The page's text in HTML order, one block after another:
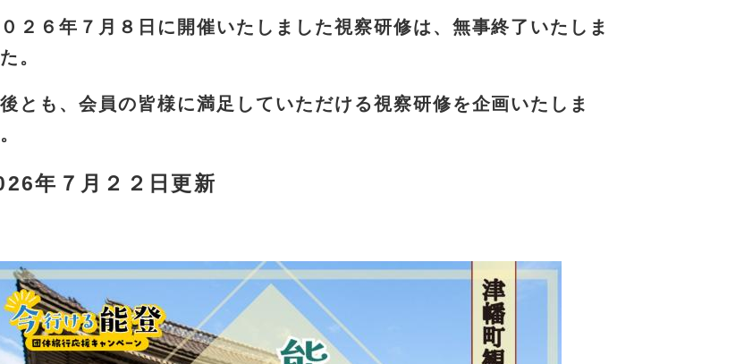
０２６年７月８日に開催いたしました視察研修は、無事終了いたしま
。
とも、会員の皆様に満足していただける視察研修を企画いたしま
年７月２２日更新